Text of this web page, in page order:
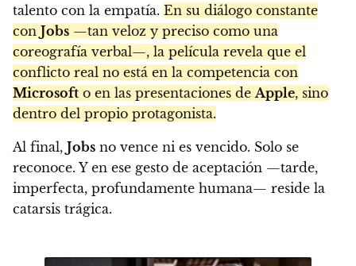
talento con la empatía. En su diálogo constante
con Jobs —tan veloz y preciso como una
coreografía verbal—, la película revela que el
conflicto real no está en la competencia con
Microsoft o en las presentaciones deApple, sino
dentro del propio protagonista.
Al final, Jobs no vence ni es vencido. Solo se
reconoce. Y en ese gesto de aceptación —tarde,
imperfecta, profundamente humana— reside la
catarsis trágica.